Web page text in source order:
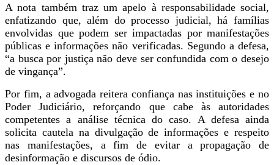
A nota também traz um apelo à responsabilidade social,
enfatizando que, além do processo judicial, há famílias
envolvidas que podem ser impactadas por manifestações
públicas e informações não verificadas. Segundo a defesa,
“a busca por justiça não deve ser confundida com o desejo
de vingança”.
Por fim, a advogada reitera confiança nas instituições e no
Poder Judiciário, reforçando que cabe às autoridades
competentes a análise técnica do caso. A defesa ainda
solicita cautela na divulgação de informações e respeito
nas manifestações, a fim de evitar a propagação de
desinformação e discursos de ódio.